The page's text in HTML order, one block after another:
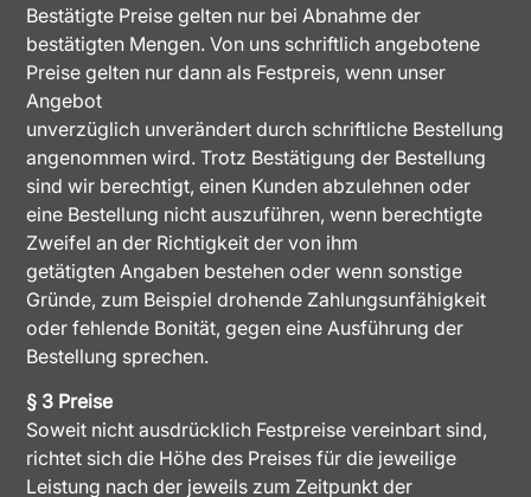
Bestätigte Preise gelten nur bei Abnahme der
bestätigten Mengen. Von uns schriftlich angebotene
Preise gelten nur dann als Festpreis, wenn unser
Angebot
unverzüglich unverändert durch schriftliche Bestellung
angenommen wird. Trotz Bestätigung der Bestellung
sind wir berechtigt, einen Kunden abzulehnen oder
eine Bestellung nicht auszuführen, wenn berechtigte
Zweifel an der Richtigkeit der von ihm
getätigten Angaben bestehen oder wenn sonstige
Gründe, zum Beispiel drohende Zahlungsunfähigkeit
oder fehlende Bonität, gegen eine Ausführung der
Bestellung sprechen.
§ 3 Preise
Soweit nicht ausdrücklich Festpreise vereinbart sind,
richtet sich die Höhe des Preises für die jeweilige
Leistung nach der jeweils zum Zeitpunkt der